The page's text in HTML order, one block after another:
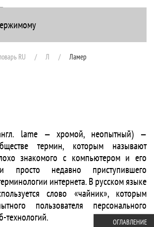
+7(916) 107-51-99
RU Л Ламер
lame — хромой, неопытный) —
термин, которым называют
знакомого с компьютером и его
просто недавно приступившего
интернета. В русском языке
слово «чайник», которым
пользователя персонального
технологий.
ОГЛАВЛЕНИЕ